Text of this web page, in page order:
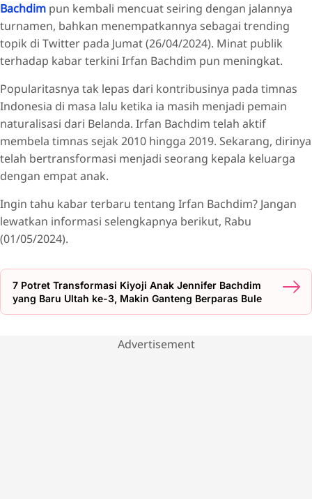
Bachdim pun kembali mencuat seiring dengan jalannya
turnamen, bahkan menempatkannya sebagai trending
topik di Twitter pada Jumat (26/04/2024). Minat publik
terhadap kabar terkini Irfan Bachdim pun meningkat.
Popularitasnya tak lepas dari kontribusinya pada timnas
Indonesia di masa lalu ketika ia masih menjadi pemain
naturalisasi dari Belanda. Irfan Bachdim telah aktif
membela timnas sejak 2010 hingga 2019. Sekarang, dirinya
telah bertransformasi menjadi seorang kepala keluarga
dengan empat anak.
Ingin tahu kabar terbaru tentang Irfan Bachdim? Jangan
lewatkan informasi selengkapnya berikut, Rabu
(01/05/2024).
7 Potret Transformasi Kiyoji Anak Jennifer Bachdim
yang Baru Ultah ke-3, Makin Ganteng Berparas Bule
Advertisement